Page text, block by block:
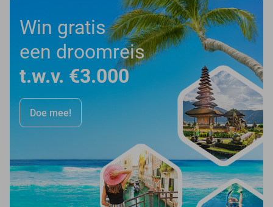
Win gratis
een droomreis
t.w.v. €3.000
Doe mee!